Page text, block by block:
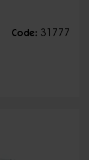
Code: 31777